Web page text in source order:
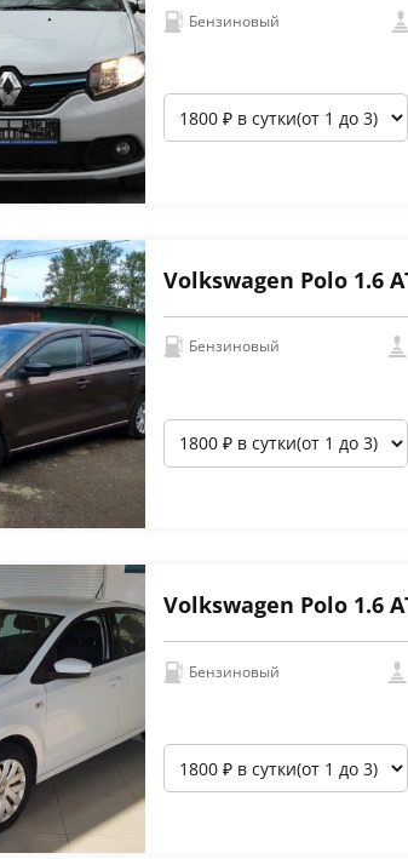
Бензиновый
Volkswagen Polo 1.6
Бензиновый
Volkswagen Polo 1.6
Бензиновый